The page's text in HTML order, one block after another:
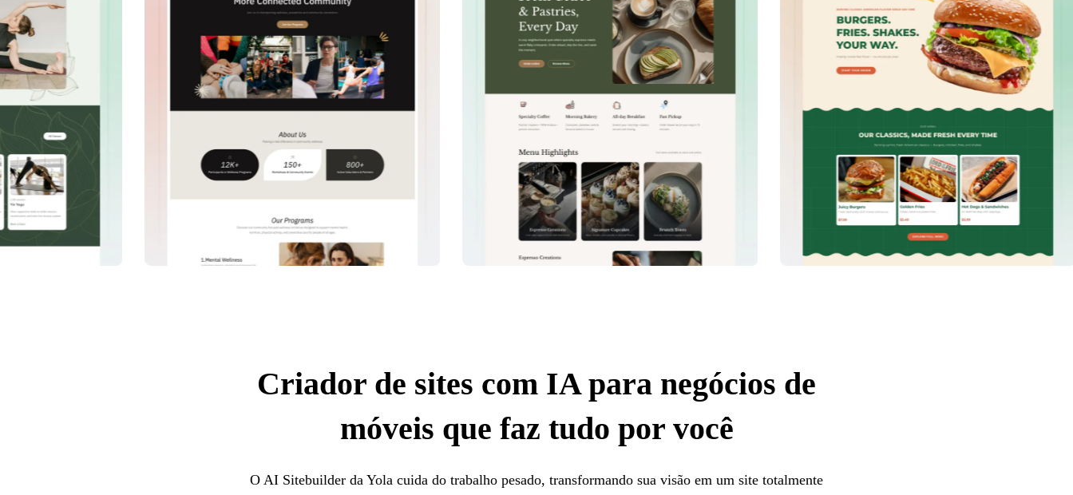
Criador de sites com IA para negócios de
móveis que faz tudo por você
O AI Sitebuilder da Yola cuida do trabalho pesado, transformando sua visão em um site totalmente